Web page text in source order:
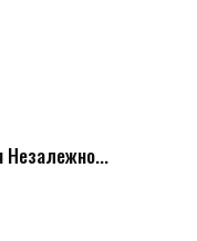
Незалежно...